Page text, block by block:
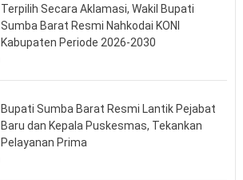
Terpilih Secara Aklamasi, Wakil Bupati
Sumba Barat Resmi Nahkodai KONI
Kabupaten Periode 2026-2030
Bupati Sumba Barat Resmi Lantik Pejabat
Baru dan Kepala Puskesmas, Tekankan
Pelayanan Prima